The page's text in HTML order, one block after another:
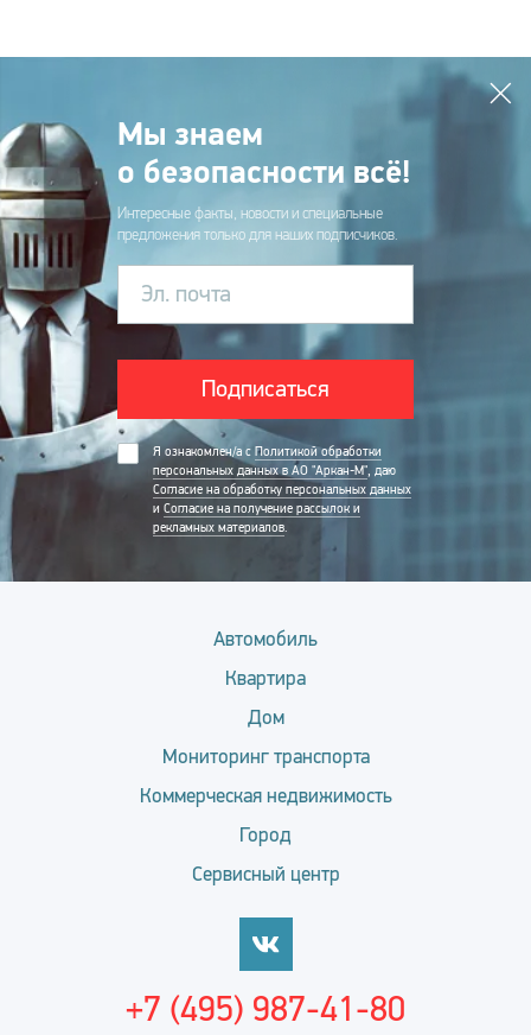
Мы знаем
о безопасности всё!
Интересные факты, новости и специальные
предложения только для наших подписчиков.
Эл. почта
Подписаться
Я ознакомлен/а с Политикой обработки
персональных данных в АО "Аркан-М", даю
Согласие на обработку персональных данных
и Согласие на получение рассылок и
рекламных материалов.
Автомобиль
Квартира
Дом
Мониторинг транспорта
Коммерческая недвижимость
Город
Сервисный центр
+7 (495) 987-41-80